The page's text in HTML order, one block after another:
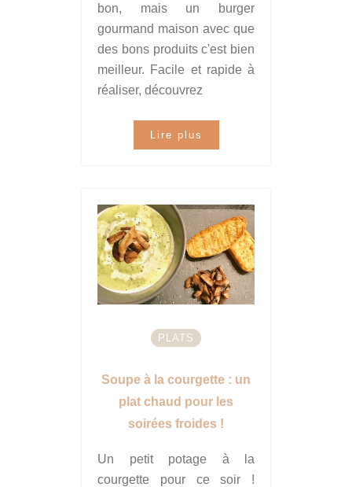
bon, mais un burger
gourmand maison avec que
des bons produits c'est bien
meilleur. Facile et rapide à
réaliser, découvrez
Lire plus
PLATS
Soupe à la courgette : un
plat chaud pour les
soirées froides !
Un petit potage à la
courgette pour ce soir !